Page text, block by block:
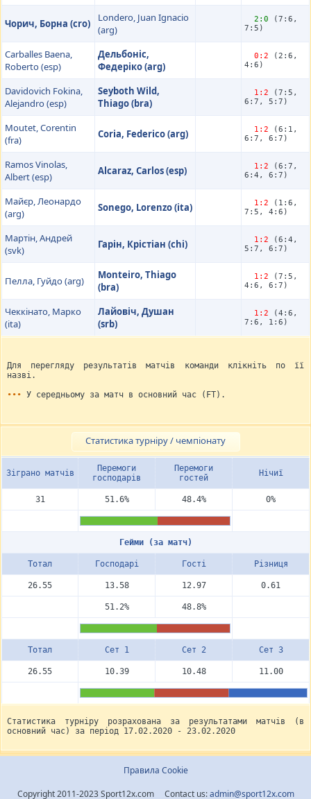
Чорич, Борна (cro)
Londero, Juan Ignacio
(arg)
2:0 (7:6,
7:5)
Carballes Baena,
Roberto (esp)
Дельбоніс,
Федеріко (arg)
0:2 (2:6,
4:6)
Davidovich Fokina,
Alejandro (esp)
Seyboth Wild,
Thiago (bra)
1:2 (7:5,
6:7, 5:7)
Moutet, Corentin
(fra)
Coria, Federico (arg) 1:2 (6:1,
6:7, 6:7)
Ramos Vinolas,
Albert (esp)
Alcaraz, Carlos (esp) 1:2 (6:7,
6:4, 6:7)
Майєр, Леонардо
(arg)
Sonego, Lorenzo (ita) 1:2 (1:6,
7:5, 4:6)
Мартін, Андрей
(svk)
Гарін, Крістіан (chi) 1:2 (6:4,
5:7, 6:7)
Пелла, Гуйдо (arg)
Monteiro, Thiago
(bra)
1:2 (7:5,
4:6, 6:7)
Чеккінато, Марко
(ita)
Лайовіч, Душан
(srb)
1:2 (4:6,
7:6, 1:6)
Для перегляду результатів матчів команди клікніть по її
назві.
••• У середньому за матч в основний час (FT).
Статистика турніру / чемпіонату
Зіграно матчів
Перемоги
госпо­дарів
Перемоги
гостей
Нічиї
31 51.6% 48.4% 0%
Гейми (за матч)
Тотал Госпо­дарі Гості Різниця
26.55 13.58 12.97 0.61
51.2% 48.8%
Тотал Сет 1 Сет 2 Сет 3
26.55 10.39 10.48 11.00
Статистика турніру розрахована за результатами матчів (в
основний час) за період 17.02.2020 - 23.02.2020
Правила Cookie
Copyright 2011-2023 Sport12x.com Contact us:admin@sport12x.com